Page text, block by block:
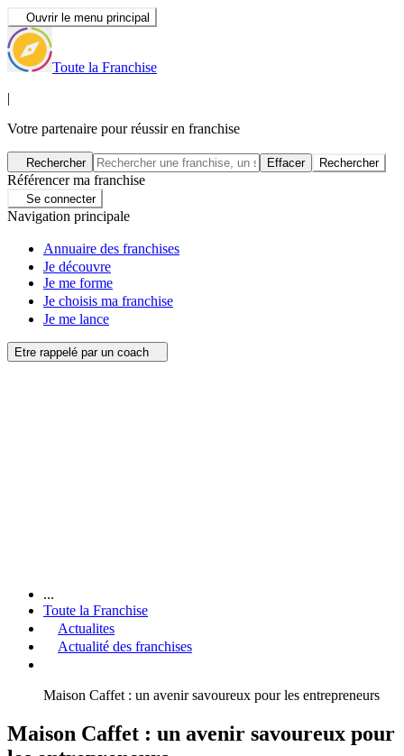
Ouvrir le menu principal
Toute la Franchise
|
Votre partenaire pour réussir en franchise
Rechercher Effacer Rechercher
Référencer ma franchise
Se connecter
Navigation principale
Annuaire des franchises
Je découvre
Je me forme
Je choisis ma franchise
Je me lance
Etre rappelé par un coach
...
Toute la Franchise
Actualites
Actualité des franchises
Maison Caffet : un avenir savoureux pour les entrepreneurs
Maison Caffet : un avenir savoureux pour